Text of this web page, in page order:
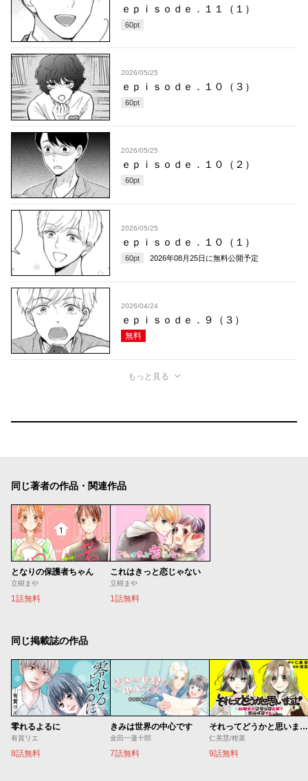
ｅｐｉｓｏｄｅ．１１（１）
60pt
2026/05/25
ｅｐｉｓｏｄｅ．１０（３）
60pt
2026/05/25
ｅｐｉｓｏｄｅ．１０（２）
60pt
2026/05/25
ｅｐｉｓｏｄｅ．１０（１）
60pt 2026年08月25日 に無料公開予定
2026/04/24
ｅｐｉｓｏｄｅ．９（３）
無料
もっと見る
同じ著者の作品・関連作品
となりの保護者ちゃん
立樹まや
1話無料
これはきっと恋じゃない
立樹まや
1話無料
同じ掲載誌の作品
零れるよるに
有賀リエ
8話無料
きみは世界の中心です
金田一蓮十郎
7話無料
それってどうかと思います！～転職女子、ブラック企業でサバイブする。～
仁美慧/柑菜
9話無料